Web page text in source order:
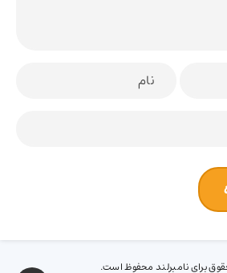
برای نامبرلند محفوظ است.